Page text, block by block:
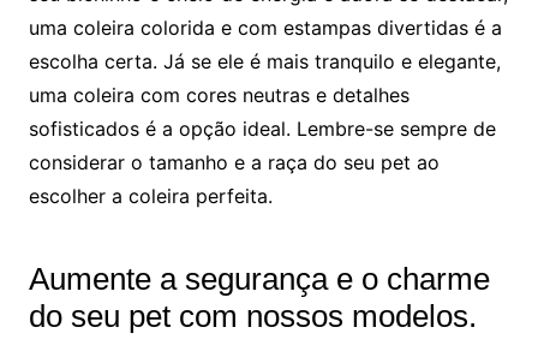
uma coleira colorida e com estampas divertidas é a
escolha certa. Já se ele é mais tranquilo e elegante,
uma coleira com cores neutras e detalhes
sofisticados é a opção ideal. Lembre-se sempre de
considerar o tamanho e a raça do seu pet ao
escolher a coleira perfeita.
Aumente a segurança e o charme
do seu pet com nossos modelos.